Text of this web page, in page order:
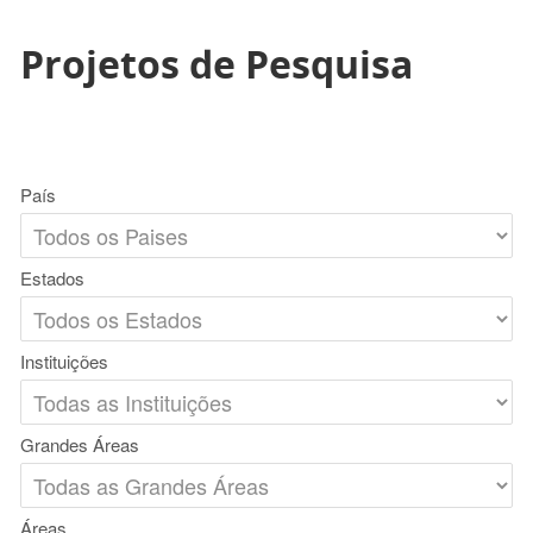
Projetos de Pesquisa
País
Estados
Instituições
Grandes Áreas
Áreas